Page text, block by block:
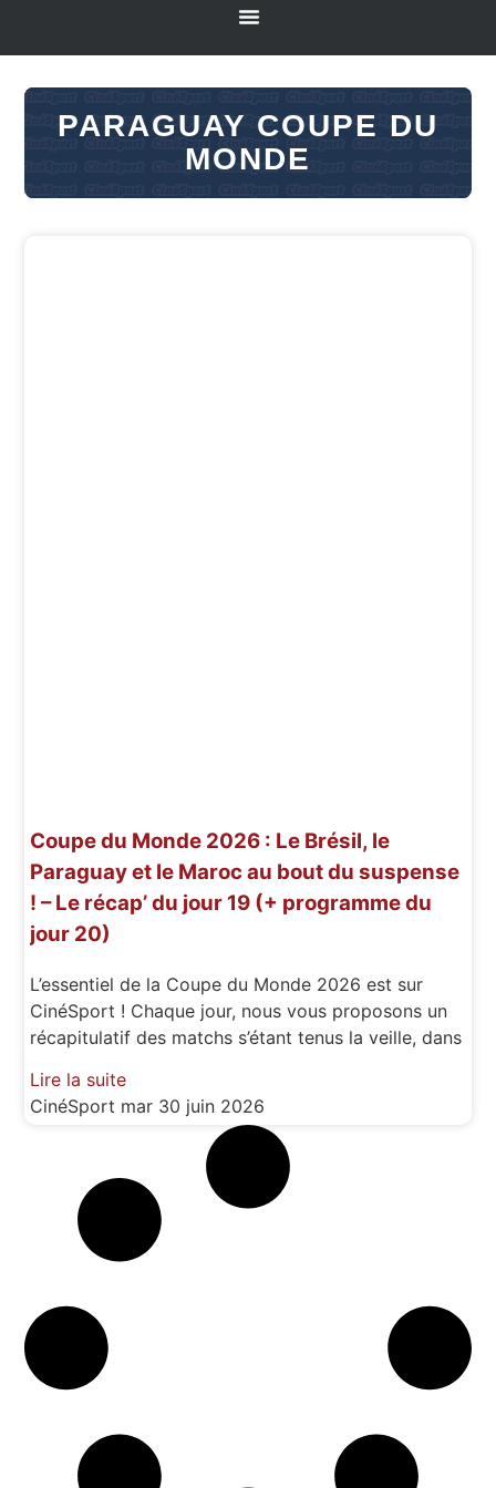
PARAGUAY COUPE DU
MONDE
Coupe du Monde 2026 : Le Brésil, le
Paraguay et le Maroc au bout du suspense
! – Le récap’ du jour 19 (+ programme du
jour 20)
L’essentiel de la Coupe du Monde 2026 est sur
CinéSport ! Chaque jour, nous vous proposons un
récapitulatif des matchs s’étant tenus la veille, dans
Lire la suite
CinéSport mar 30 juin 2026